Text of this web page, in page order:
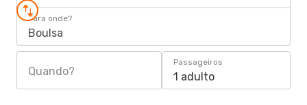
Para onde?
Boulsa
Quando?
Passageiros
1 adulto